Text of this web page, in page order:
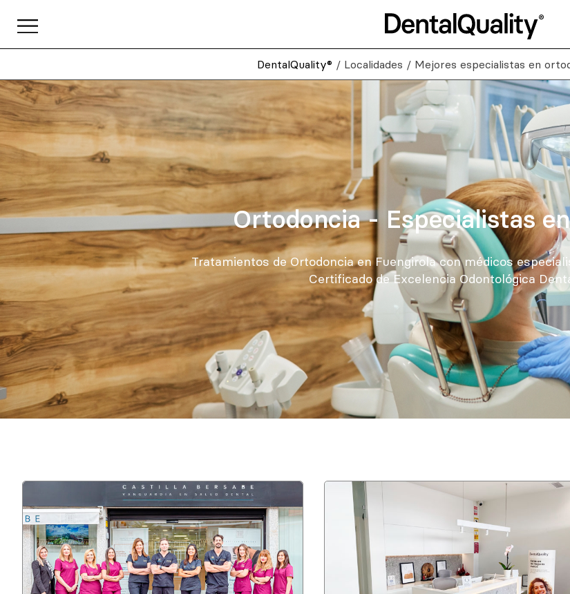
DentalQuality® / Localidades / Mejores especialistas en
Ortodoncia - Especialistas
Tratamientos de Ortodoncia en Fuengirola con médicos
Certificado de Excelencia Odontológica